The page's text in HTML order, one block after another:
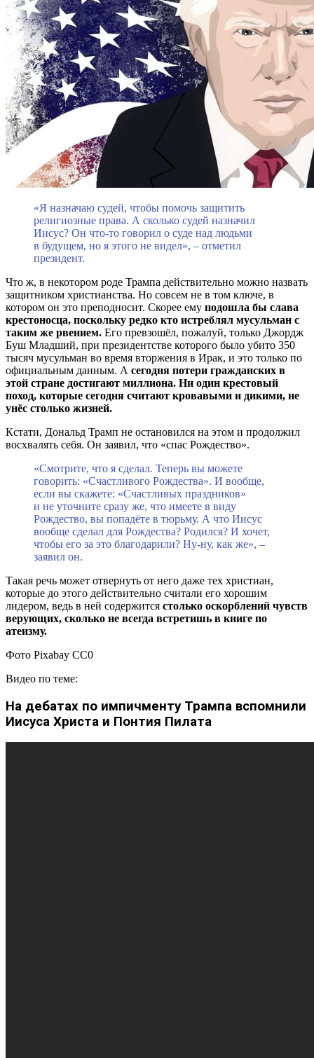
«Я назначаю судей, чтобы помочь защитить
религиозные права. А сколько судей назначил
Иисус? Он что-то говорил о суде над людьми
в будущем, но я этого не видел», – отметил
президент.
Что ж, в некотором роде Трампа действительно можно назвать
защитником христианства. Но совсем не в том ключе, в
котором он это преподносит. Скорее ему подошла бы слава
крестоносца, поскольку редко кто истреблял мусульман с
таким же рвением. Его превзошёл, пожалуй, только Джордж
Буш Младший, при президентстве которого было убито 350
тысяч мусульман во время вторжения в Ирак, и это только по
официальным данным. А сегодня потери гражданских в
этой стране достигают миллиона. Ни один крестовый
поход, которые сегодня считают кровавыми и дикими, не
унёс столько жизней.
Кстати, Дональд Трамп не остановился на этом и продолжил
восхвалять себя. Он заявил, что «спас Рождество».
«Смотрите, что я сделал. Теперь вы можете
говорить: «Счастливого Рождества». И вообще,
если вы скажете: «Счастливых праздников»
и не уточните сразу же, что имеете в виду
Рождество, вы попадёте в тюрьму. А что Иисус
вообще сделал для Рождества? Родился? И хочет,
чтобы его за это благодарили? Ну-ну, как же», –
заявил он.
Такая речь может отвернуть от него даже тех христиан,
которые до этого действительно считали его хорошим
лидером, ведь в ней содержится столько оскорблений чувств
верующих, сколько не всегда встретишь в книге по
атеизму.
Фото Pixabay CC0
Видео по теме:
На дебатах по импичменту Трампа вспомнили
Иисуса Христа и Понтия Пилата